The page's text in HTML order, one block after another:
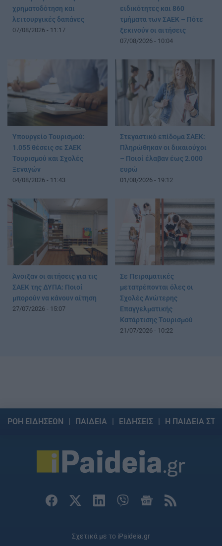
χρηματοδότηση και
λειτουργικές δαπάνες
07/08/2026 - 11:17
ειδικότητες και 860
τμήματα των ΣΑΕΚ – Πότε
ξεκινούν οι αιτήσεις
07/08/2026 - 10:04
Υπουργείο Τουρισμού:
1.055 θέσεις σε ΣΑΕΚ
Τουρισμού και Σχολές
Ξεναγών
04/08/2026 - 11:43
Στεγαστικό επίδομα ΣΑΕΚ:
Πληρώθηκαν οι δικαιούχοι
– Ποιοί έλαβαν έως 2.000
ευρώ
01/08/2026 - 19:12
Άνοιξαν οι αιτήσεις για τις
ΣΑΕΚ της ΔΥΠΑ: Ποιοί
μπορούν να κάνουν αίτηση
27/07/2026 - 15:07
Σε Πειραματικές
μετατρέπονται όλες οι
Σχολές Ανώτερης
Επαγγελματικής
Κατάρτισης Τουρισμού
21/07/2026 - 10:22
ΡΟΗ ΕΙΔΗΣΕΩΝ ΠΑΙΔΕΙΑ ΕΙΔΗΣΕΙΣ Η ΠΑΙΔΕΙΑ
Σχετικά με το iPaideia.gr